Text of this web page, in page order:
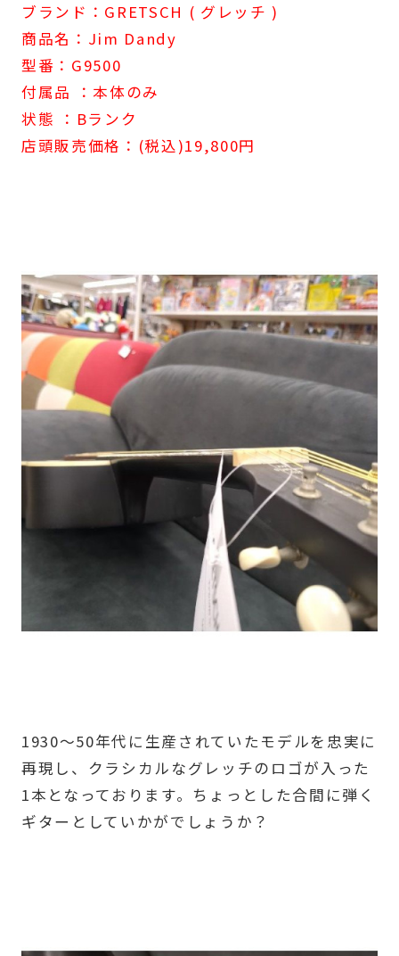
ブランド：GRETSCH ( グレッチ )
商品名：Jim Dandy
型番：G9500
付属品 ：本体のみ
状態 ：Bランク
店頭販売価格：(税込)19,800円
1930～50年代に生産されていたモデルを忠実に
再現し、クラシカルなグレッチのロゴが入った
1本となっております。ちょっとした合間に弾く
ギターとしていかがでしょうか？